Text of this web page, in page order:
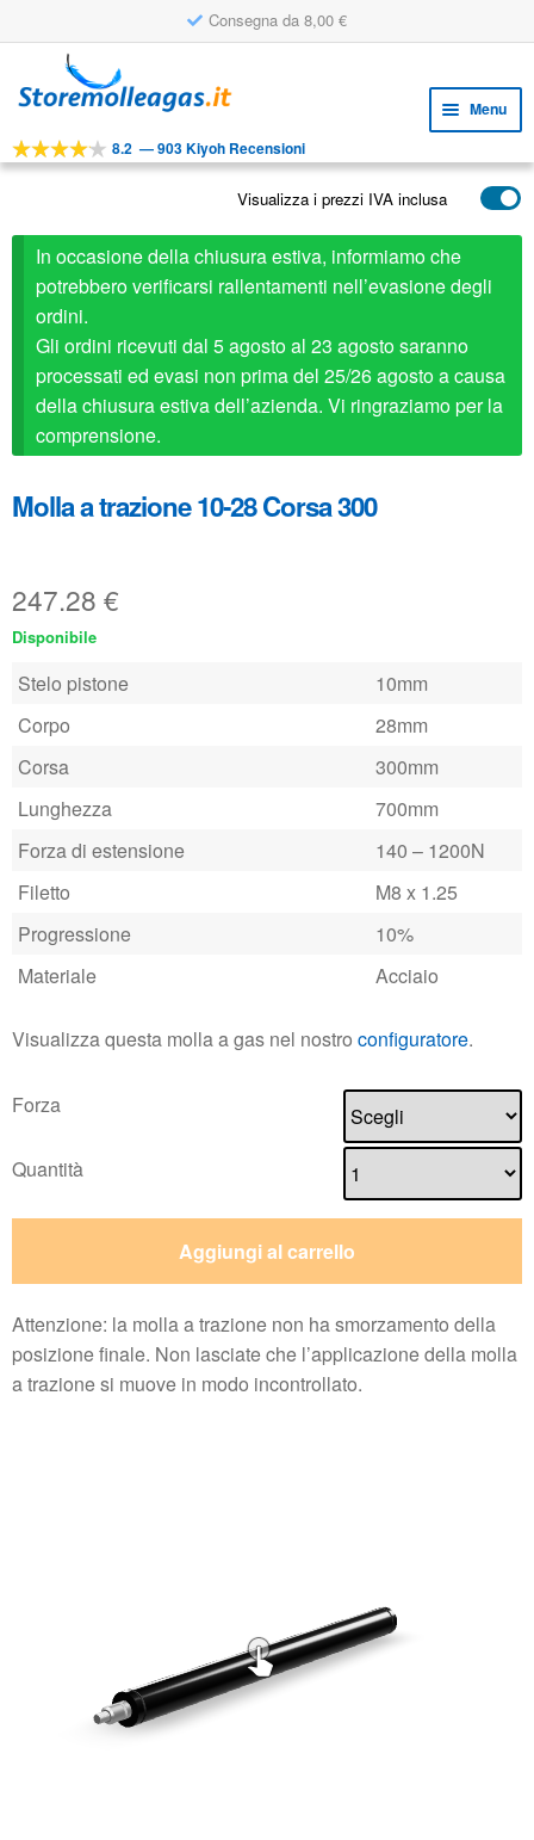
Consegna da 8,00 €
alla
al
Menu
STRUMENTI
il
menu
child
child
APPLICAZIONI
SERVIZIO CLIENTI
child
FAQ
8.2 —903 Kiyoh Recensioni
Visualizza i prezzi IVA inclusa
In occasione della chiusura estiva, informiamo che
potrebbero verificarsi rallentamenti nell’evasione degli
ordini.
Gli ordini ricevuti dal 5 agosto al 23 agosto saranno
processati ed evasi non prima del 25/26 agosto a causa
della chiusura estiva dell’azienda. Vi ringraziamo per la
comprensione.
Molla a trazione 10-28 Corsa 300
247.28 €
Disponibile
Stelo pistone
10mm
Corpo
28mm
Corsa
300mm
Lunghezza
700mm
Forza di estensione
140 – 1200N
Filetto
M8 x 1.25
Progressione
10%
Materiale
Acciaio
Visualizza questa molla a gas nel nostro configuratore.
Forza
Quantità
Aggiungi al carrello
Attenzione: la molla a trazione non ha smorzamento della
posizione finale. Non lasciate che l’applicazione della molla
a trazione si muove in modo incontrollato.